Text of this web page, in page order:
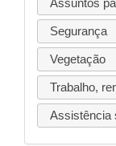
Assuntos
Segurança
Vegetação
Trabalho,
Assistência